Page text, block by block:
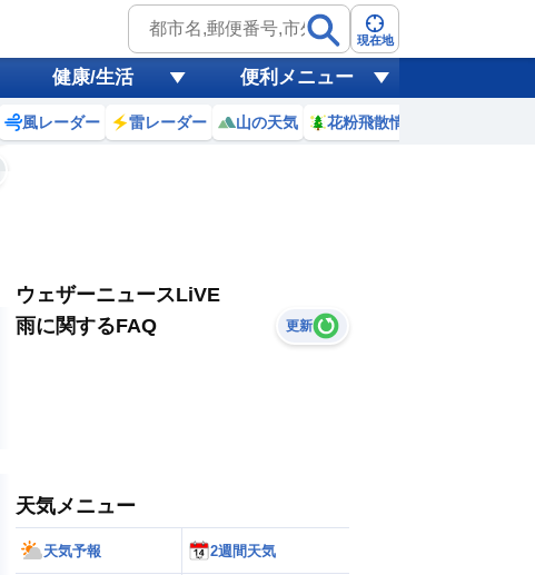
現在地
健康/生活 便利メニュー
風レーダー 雷レーダー 山の天気 花粉飛散情報
ウェザーニュースLiVE
雨に関するFAQ
更新
天気メニュー
天気予報 2週間天気